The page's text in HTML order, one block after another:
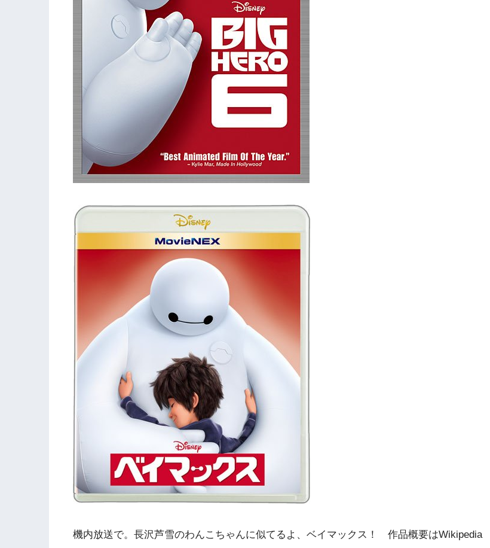
機内放送で。長沢芦雪のわんこちゃんに似てるよ、ベイマックス！ 作品概要はWikipedia